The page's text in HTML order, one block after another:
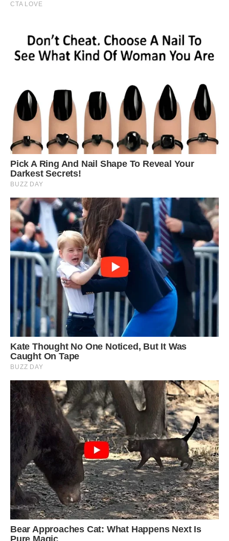
розповісти йому про свої успіхи, в період з 8:55 до 9:45.
27.06.2020: попросіть янгола-охоронця допомогти зі
справами, пов’язаними з будинком, з ремонтом або
переїздом, в період з 16:44 до 17:35.
28.06.2020:янгол-охоронець почує ваші прохання про
захист, в період з 8:12 до 8:48.
29.06.2020:
зверніться до янгола-охоронця, якщо хочете
побороти шкідливі звички та попросіть допомоги, в
період з 5:55 до 6:45.
30.06.2020:янгол-охоронець може почути ваші потаємні
бажання та виконати їх, якщо звернутися, в період з 12:00
Фото ілюстративне, з вільних джерел.